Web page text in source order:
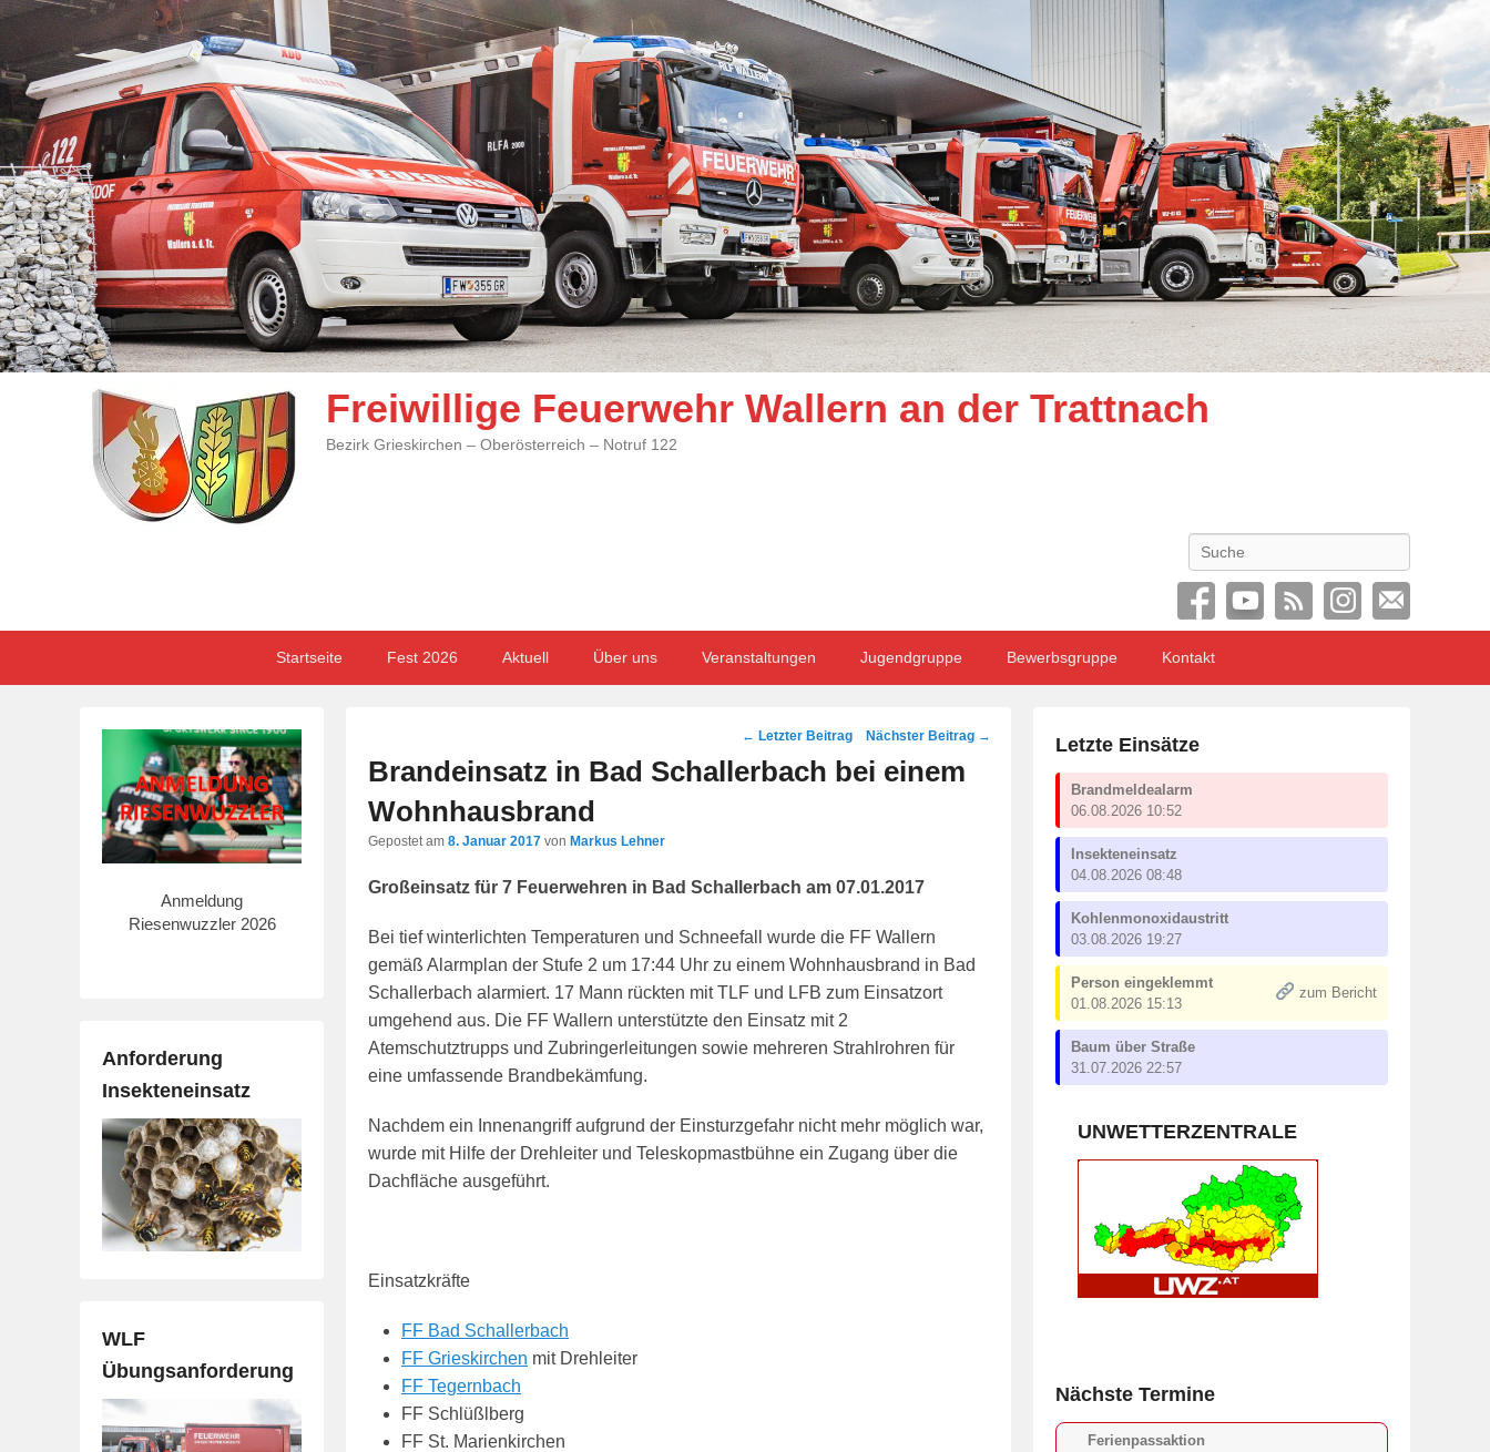
Freiwillige Feuerwehr Wallern an der Trattnach
Bezirk Grieskirchen – Oberösterreich – Notruf 122
Search
Startseite Fest 2026 Aktuell Über uns Veranstaltungen Jugendgruppe Bewerbsgruppe Kontakt
Post
navigation
← Letzter Beitrag Nächster Beitrag →
Brandeinsatz in Bad Schallerbach bei einem
Wohnhausbrand
Gepostet am 8. Januar 2017 von Markus Lehner
Großeinsatz für 7 Feuerwehren in Bad Schallerbach am 07.01.2017
Bei tief winterlichten Temperaturen und Schneefall wurde die FF Wallern
gemäß Alarmplan der Stufe 2 um 17:44 Uhr zu einem Wohnhausbrand in Bad
Schallerbach alarmiert. 17 Mann rückten mit TLF und LFB zum Einsatzort
umgehend aus. Die FF Wallern unterstützte den Einsatz mit 2
Atemschutztrupps und Zubringerleitungen sowie mehreren Strahlrohren für
eine umfassende Brandbekämfung.
Nachdem ein Innenangriff aufgrund der Einsturzgefahr nicht mehr möglich war,
wurde mit Hilfe der Drehleiter und Teleskopmastbühne ein Zugang über die
Dachfläche ausgeführt.
Einsatzkräfte
FF Bad Schallerbach
FF Grieskirchen mit Drehleiter
FF Tegernbach
FF Schlüßlberg
FF St. Marienkirchen
Letzte Einsätze
Brandmeldealarm
06.08.2026 10:52
Insekteneinsatz
04.08.2026 08:48
Kohlenmonoxidaustritt
03.08.2026 19:27
Person eingeklemmt
01.08.2026 15:13
zum Bericht
Baum über Straße
31.07.2026 22:57
UNWETTERZENTRALE
Nächste Termine
Ferienpassaktion
Anmeldung
Riesenwuzzler 2026
Anforderung
Insekteneinsatz
WLF
Übungsanforderung